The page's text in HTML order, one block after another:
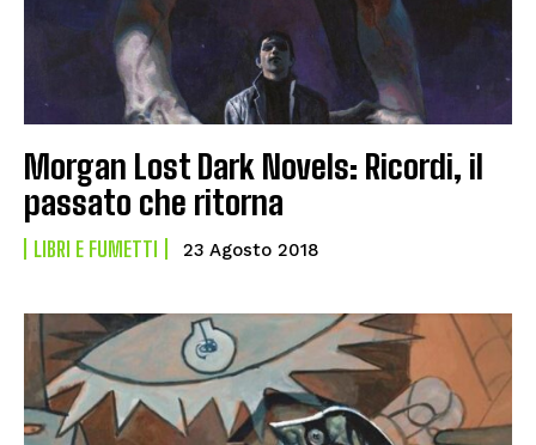
Morgan Lost Dark Novels: Ricordi, il
passato che ritorna
LIBRI E FUMETTI 23 Agosto 2018